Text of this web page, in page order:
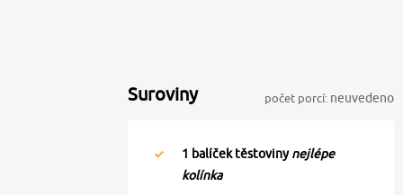
Suroviny počet porcí: neuvedeno
1 balíček těstovinynejlépe
kolínka